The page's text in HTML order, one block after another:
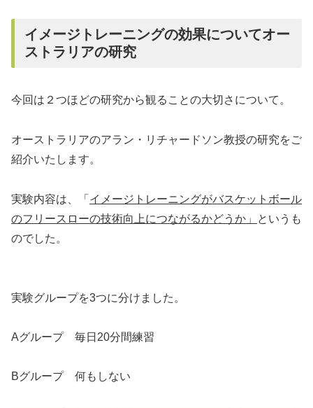
イメージトレーニングの効果についてオー
ストラリアの研究
今回は２つほどの研究から観ることの大切さについて。
オーストラリアのアラン・リチャードソン教授の研究をご
紹介いたします。
実験内容は、「 イメージトレーニングがバスケットボール
のフリースローの技術向上につながるかどうか」
というも
のでした。
実験グループを3つに分けました。
Aグループ 毎日20分間練習
Bグループ 何もしない